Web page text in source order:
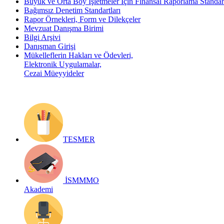
Bağımsız Denetim Standartları
Rapor Örnekleri, Form ve Dilekçeler
Mevzuat Danışma Birimi
Bilgi Arşivi
Danışman Girişi
Mükelleflerin Hakları ve Ödevleri,
Elektronik Uygulamalar,
Cezai Müeyyideler
TESMER
İSMMMO
Akademi